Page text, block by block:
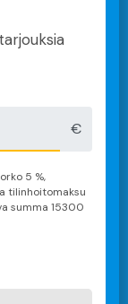
€
5 %,
tilinhoitomaksu
summa 15300